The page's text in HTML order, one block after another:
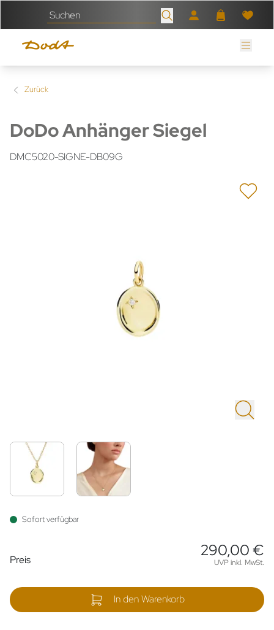
Zurück
DoDo Anhänger Siegel
DMC5020-SIGNE-DB09G
Sofort verfügbar
Preisinformationen
Preis
290,00 €
UVP inkl. MwSt.
In den Warenkorb